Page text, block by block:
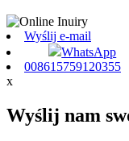
Wyślij e-mail
WhatsApp
008615759120355
x
Wyślij nam